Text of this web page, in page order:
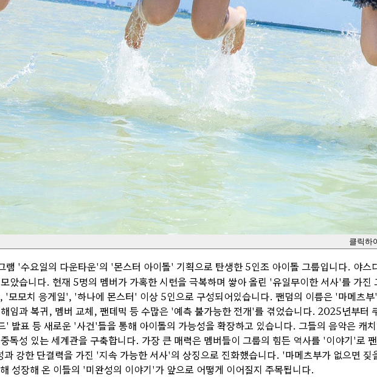
클릭하
'수요일의 다운타운'의 '몬스터 아이돌' 기획으로 탄생한 5인조 아이돌 그룹입니다. 야스
았습니다. 현재 5명의 멤버가 가혹한 시련을 극복하며 쌓아 올린 '유일무이한 서사'를 가진
모치 응게일', '하나에 몬스터' 이상 5인으로 구성되어있습니다. 팬덤의 이름은 '마메츠
임과 복귀, 멤버 교체, 팬데믹 등 수많은 '예측 불가능한 전개'를 겪었습니다. 2025년부터
발표 등 새로운 '사건'들을 통해 아이돌의 가능성을 확장하고 있습니다. 그들의 음악은 캐
독성 있는 세계관을 구축합니다. 가장 큰 매력은 멤버들이 그룹의 힘든 역사를 '이야기'로
강한 단결력을 가진 '지속 가능한 서사'의 상징으로 진화했습니다. '마메츠부가 없으면
성장해 온 이들의 '미완성의 이야기'가 앞으로 어떻게 이어질지 주목됩니다.